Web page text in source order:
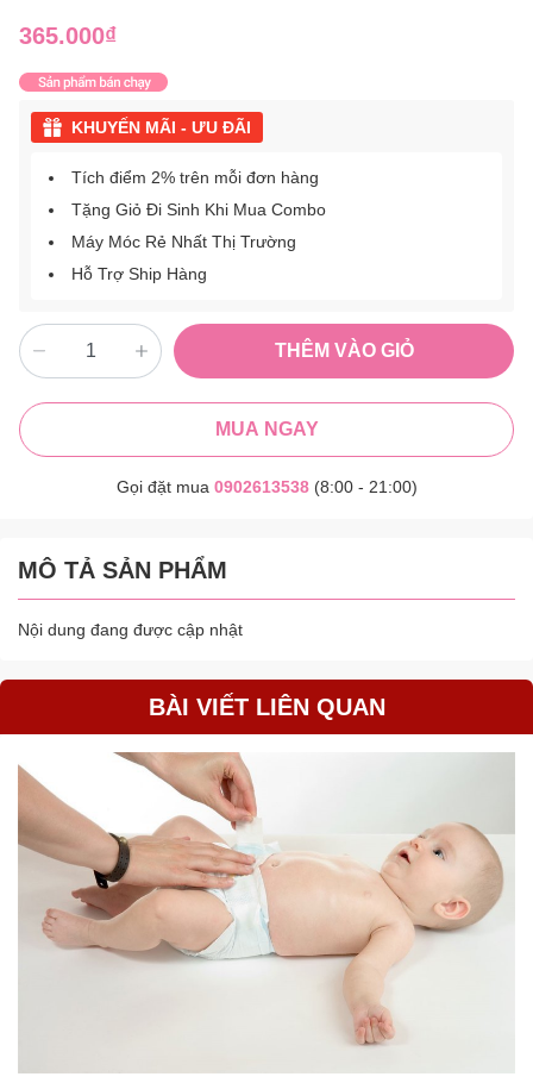
365.000₫
KHUYẾN MÃI - ƯU ĐÃI
Tích điểm 2% trên mỗi đơn hàng
Tặng Giỏ Đi Sinh Khi Mua Combo
Máy Móc Rẻ Nhất Thị Trường
Hỗ Trợ Ship Hàng
THÊM VÀO GIỎ
MUA NGAY
Gọi đặt mua 0902613538(8:00 - 21:00)
MÔ TẢ SẢN PHẨM
Nội dung đang được cập nhật
BÀI VIẾT LIÊN QUAN